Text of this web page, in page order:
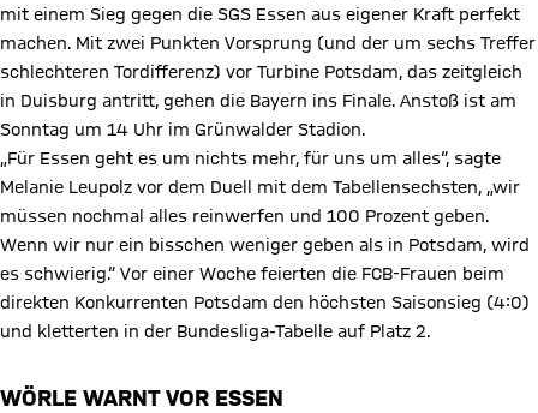
mit einem Sieg gegen die SGS Essen aus eigener Kraft perfekt
machen. Mit zwei Punkten Vorsprung (und der um sechs Treffer
schlechteren Tordifferenz) vor Turbine Potsdam, das zeitgleich
in Duisburg antritt, gehen die Bayern ins Finale. Anstoß ist am
Sonntag um 14 Uhr im Grünwalder Stadion.
„Für Essen geht es um nichts mehr, für uns um alles“, sagte
Melanie Leupolz vor dem Duell mit dem Tabellensechsten, „wir
müssen nochmal alles reinwerfen und 100 Prozent geben.
Wenn wir nur ein bisschen weniger geben als in Potsdam, wird
es schwierig.“ Vor einer Woche feierten die FCB-Frauen beim
direkten Konkurrenten Potsdam den höchsten Saisonsieg (4:0)
und kletterten in der Bundesliga-Tabelle auf Platz 2.
WÖRLE WARNT VOR ESSEN